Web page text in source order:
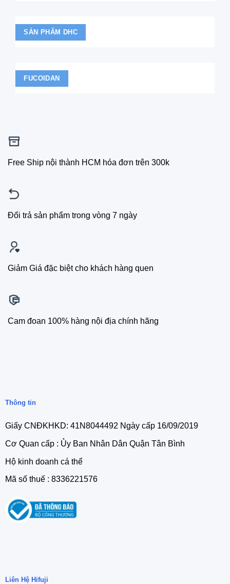
SẢN PHẨM DHC
FUCOIDAN
Free Ship nội thành HCM hóa đơn trên 300k
Đổi trả sản phẩm trong vòng 7 ngày
Giảm Giá đặc biệt cho khách hàng quen
Cam đoan 100% hàng nội địa chính hãng
Thông tin
Giấy CNĐKHKD: 41N8044492 Ngày cấp 16/09/2019
Cơ Quan cấp : Ủy Ban Nhân Dân Quận Tân Bình
Hộ kinh doanh cá thể
Mã số thuế : 8336221576
Liên Hệ Hifuji